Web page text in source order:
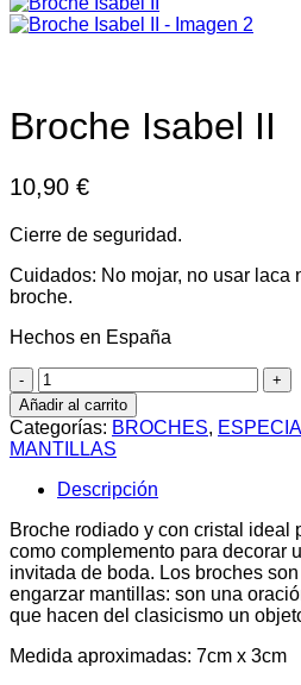
Broche Isabel II
10,90 €
Cierre de seguridad.
Cuidados: No mojar, no usar laca
broche.
Hechos en España
Broche
Isabel
II
cantidad
Añadir al carrito
Categorías: BROCHES,
MANTILLAS
Descripción
Broche rodiado y con cristal ideal
como complemento para decorar
invitada de boda. Los broches
engarzar mantillas: son una
que hacen del clasicismo un
Medida aproximadas: 7cm x 3cm